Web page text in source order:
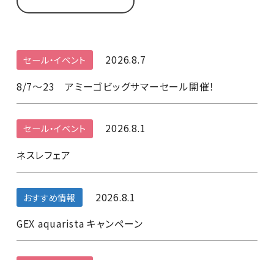
セール・イベント
2026.8.7
8/7～23 アミーゴビッグサマーセール開催！
セール・イベント
2026.8.1
ネスレフェア
おすすめ情報
2026.8.1
GEX aquarista キャンペーン